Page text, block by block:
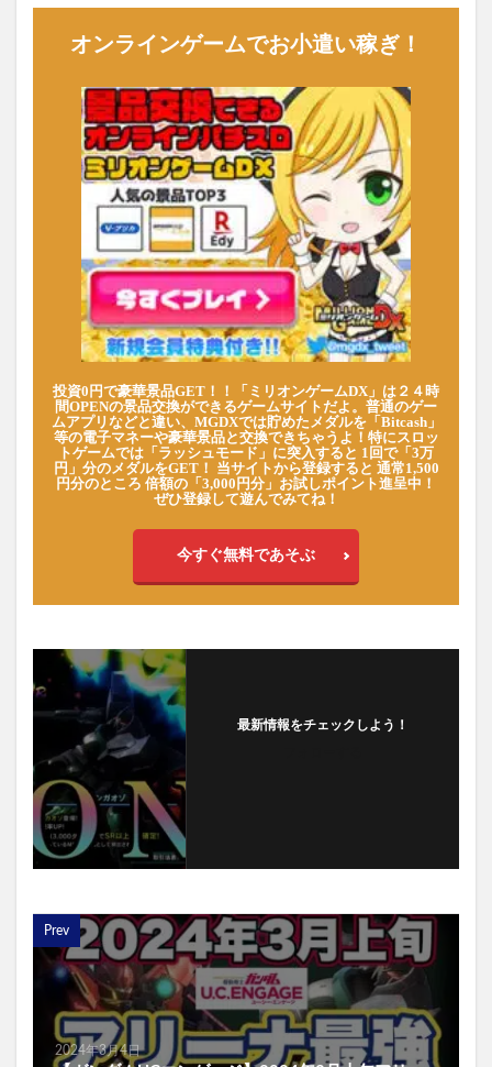
オンラインゲームでお小遣い稼ぎ！
投資0円で豪華景品GET！！「ミリオンゲームDX」は２４時
間OPENの景品交換ができるゲームサイトだよ。普通のゲー
ムアプリなどと違い、MGDXでは貯めたメダルを「Bitcash」
等の電子マネーや豪華景品と交換できちゃうよ！特にスロッ
トゲームでは「ラッシュモード」に突入すると 1回で「3万
円」分のメダルをGET！ 当サイトから登録すると 通常1,500
円分のところ 倍額の「3,000円分」お試しポイント進呈中！
ぜひ登録して遊んでみてね！
今すぐ無料であそぶ
最新情報をチェックしよう！
Prev
2024年3月4日